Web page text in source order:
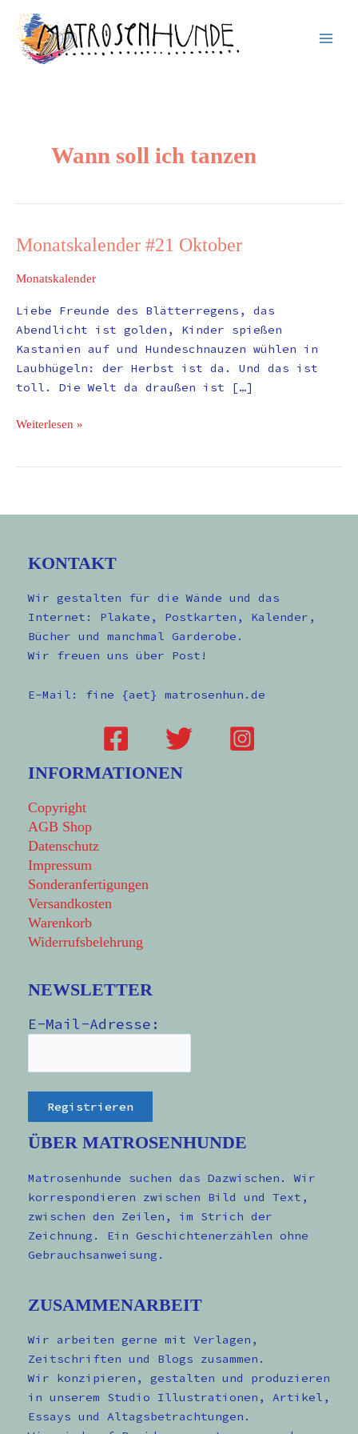
springen
Inhalt
springen
Wann soll ich tanzen
Monatskalender #21 Oktober
Monatskalender
Liebe Freunde des Blätterregens, das
Abendlicht ist golden, Kinder spießen
Kastanien auf und Hundeschnauzen wühlen in
Laubhügeln: der Herbst ist da. Und das ist
toll. Die Welt da draußen ist […]
Monatskalender
Oktober
Weiterlesen »
KONTAKT
Wir gestalten für die Wände und das
Internet: Plakate, Postkarten, Kalender,
Bücher und manchmal Garderobe.
Wir freuen uns über Post!
E-Mail: fine {aet} matrosenhun.de
INFORMATIONEN
Copyright
AGB Shop
Datenschutz
Impressum
Sonderanfertigungen
Versandkosten
Warenkorb
Widerrufsbelehrung
NEWSLETTER
E-Mail-Adresse:
ÜBER MATROSENHUNDE
Matrosenhunde suchen das Dazwischen. Wir
korrespondieren zwischen Bild und Text,
zwischen den Zeilen, im Strich der
Zeichnung. Ein Geschichtenerzählen ohne
Gebrauchsanweisung.
ZUSAMMENARBEIT
Wir arbeiten gerne mit Verlagen,
Zeitschriften und Blogs zusammen.
Wir konzipieren, gestalten und produzieren
in unserem Studio Illustrationen, Artikel,
Essays und Altagsbetrachtungen.